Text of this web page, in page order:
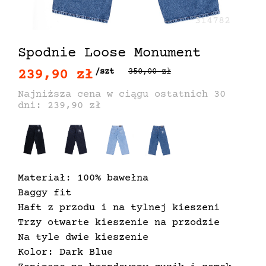
Spodnie Loose Monument
314782
239,90 zł /szt 350,00 zł
Najniższa cena w ciągu ostatnich 30
dni: 239,90 zł
Materiał: 100% bawełna
Baggy fit
Haft z przodu i na tylnej kieszeni
Trzy otwarte kieszenie na przodzie
Na tyle dwie kieszenie
Kolor: Dark Blue